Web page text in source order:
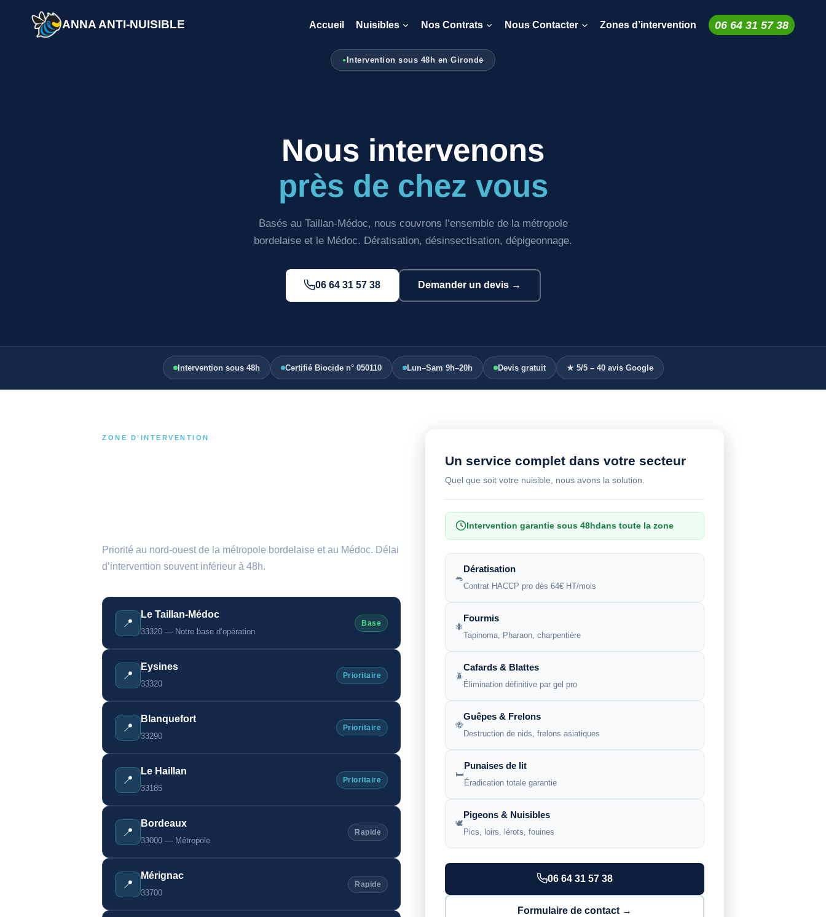
ANNA ANTI-NUISIBLE Accueil Nuisibles Nos Contrats Nous Contacter Zones d’intervention 06 64 31 57 38
Intervention sous 48h en Gironde
Nous intervenons
près de chez vous
Basés au Taillan-Médoc, nous couvrons l’ensemble de la métropole
bordelaise et le Médoc. Dératisation, désinsectisation, dépigeonnage.
06 64 31 57 38 Demander un devis →
Intervention sous 48h Certifié Biocide n° 050110 Lun–Sam 9h–20h Devis gratuit ★ 5/5 – 40 avis Google
ZONE D’INTERVENTION
Priorité au nord-ouest de la métropole bordelaise et au Médoc. Délai
d’intervention souvent inférieur à 48h.
📍
Le Taillan-Médoc
33320 — Notre base d’opération
Base
📍
Eysines
33320
Prioritaire
📍
Blanquefort
33290
Prioritaire
📍
Le Haillan
33185
Prioritaire
📍
Bordeaux
33000 — Métropole
Rapide
📍
Mérignac
33700
Rapide
Un service complet dans votre secteur
Quel que soit votre nuisible, nous avons la solution.
Intervention garantie sous 48hdans toute la zone
🐀
Dératisation
Contrat HACCP pro dès 64€ HT/mois
🐜
Fourmis
Tapinoma, Pharaon, charpentière
🪲
Cafards & Blattes
Élimination définitive par gel pro
🐝
Guêpes & Frelons
Destruction de nids, frelons asiatiques
🛏️
Punaises de lit
Éradication totale garantie
🕊️
Pigeons & Nuisibles
Pics, loirs, lérots, fouines
06 64 31 57 38
Formulaire de contact →